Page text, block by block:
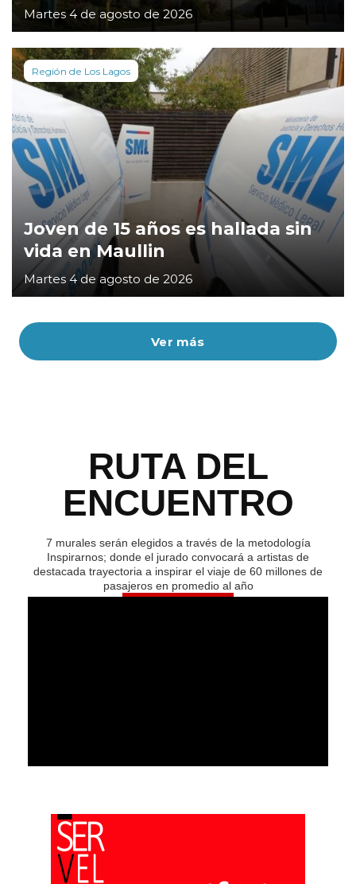
Ver más
Martes 4 de agosto de 2026
Región de Los Lagos
Joven de 15 años es hallada sin
vida en Maullin
Martes 4 de agosto de 2026
RUTA DEL
ENCUENTRO
7 murales serán elegidos a través de la metodología
Inspirarnos; donde el jurado convocará a artistas de
destacada trayectoria a inspirar el viaje de 60 millones de
pasajeros en promedio al año